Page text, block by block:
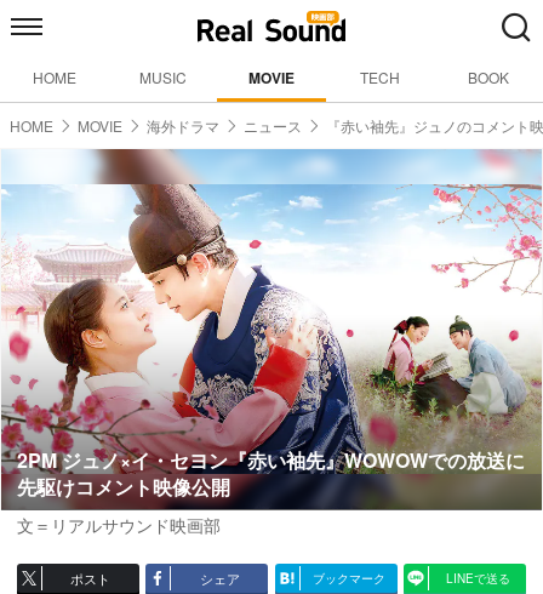
HOME MUSIC MOVIE TECH BOOK
HOME MOVIE 海外ドラマ ニュース 『赤い袖先』ジュノのコメント
2PM ジュノ×イ・セヨン『赤い袖先』WOWOWでの放送に
先駆けコメント映像公開
文＝リアルサウンド映画部
ポスト シェア ブックマーク LINEで送る